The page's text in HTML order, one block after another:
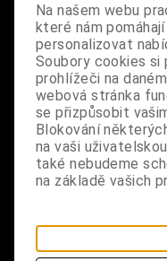
velikost:
cm, boky 86-101 cm
poznámka:
nevyměňujeme
Na našem webu
které nám
personalizovat
Soubory cookies si
prohlížeči na
webová stránka
se přizpůsobit
Blokování
na vaši
také nebudeme
na základě vašich